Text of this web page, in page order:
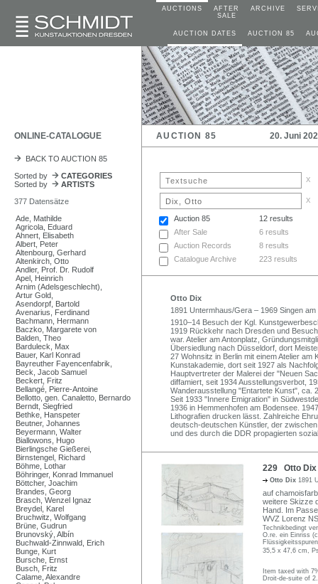
AUCTIONS
AFTER
SALE
ARCHIVE
AUCTION DATES AUCTION 85
ONLINE-CATALOGUE AUCTION 85 20. Juni
BACK TO AUCTION 85
Sorted by
CATEGORIES
Sorted by
ARTISTS
377 Datensätze
Ade, Mathilde
Agricola, Eduard
Ahnert, Elisabeth
Albert, Peter
Altenbourg, Gerhard
Altenkirch, Otto
Andler, Prof. Dr. Rudolf
Apel, Heinrich
Arnim (Adelsgeschlecht),
Artur Gold,
Asendorpf, Bartold
Avenarius, Ferdinand
Bachmann, Hermann
Baczko, Margarete von
Balden, Theo
Barduleck, Max
Bauer, Karl Konrad
Bayreuther Fayencenfabrik,
Beck, Jacob Samuel
Beckert, Fritz
Bellangé, Pierre-Antoine
Bellotto, gen. Canaletto, Bernardo
Berndt, Siegfried
Bethke, Hanspeter
Beutner, Johannes
Beyermann, Walter
Biallowons, Hugo
Bierlingsche Gießerei,
Birnstengel, Richard
Böhme, Lothar
Böhringer, Konrad Immanuel
Böttcher, Joachim
Brandes, Georg
Brasch, Wenzel Ignaz
Breydel, Karel
Bruchwitz, Wolfgang
Brüne, Gudrun
Brunovský, Albín
Buchwald-Zinnwald, Erich
Bunge, Kurt
Bursche, Ernst
Busch, Fritz
Calame, Alexandre
x
x
Auction 85
12 results
After Sale
6 results
Auction Records
8 results
Catalogue Archive
223 results
Otto Dix
1891 Untermhaus/Gera – 1969 Singen am
1910–14 Besuch der Kgl.
1919 Rückkehr nach Dresden und
war. Atelier am Antonplatz,
Übersiedlung nach Düsseldorf, dort
27 Wohnsitz in Berlin mit einem Atelier
Kunstakademie, dort seit 1927 als
Hauptvertreter der Malerei der "Neuen
diffamiert, seit 1934 Ausstellungsverbot,
Wanderausstellung "Entartete Kunst", ca.
Seit 1933 "Innere Emigration" in
1936 in Hemmenhofen am Bodensee.
Lithografien drucken lässt. Zahlreiche
deutsch-deutschen Künstler, der
und des durch die DDR propagierten
229 Otto Dix
Otto Dix 1891
auf
weitere Skizze
Hand. Im
WVZ Lorenz
Technikbedingt
O.re. ein Einriss
35,5 x 47,6 cm,
Item taxed with
Droit-de-suite of